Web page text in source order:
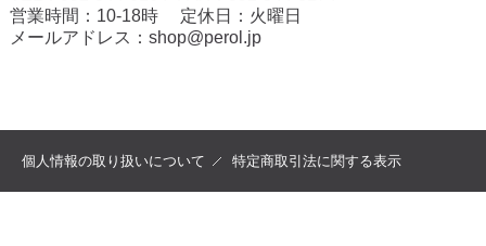
営業時間：10-18時 定休日：火曜日
メールアドレス： shop@perol.jp
個人情報の取り扱いについて 特定商取引法に関する表示